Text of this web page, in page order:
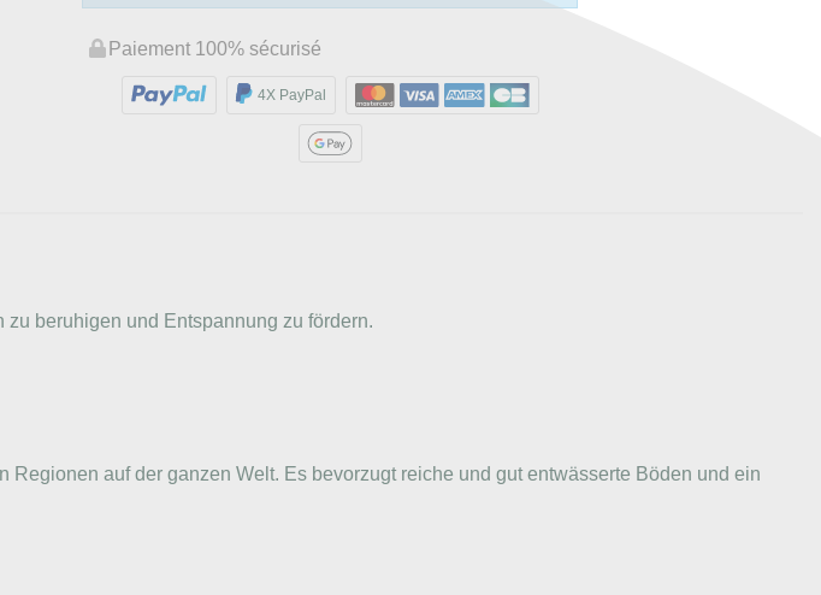
Paiement 100% sécurisé
4X PayPal
beruhigen und Entspannung zu fördern.
auf der ganzen Welt. Es bevorzugt reiche und gut entwässerte Böden und ein